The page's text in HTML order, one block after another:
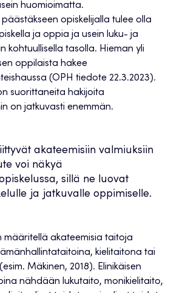
huomioimatta.
päästäkseen opiskelijalla tulee olla
ja oppia ja usein luku- ja
kohtuullisella tasolla. Hieman yli
oppilaista hakee
(OPH tiedote 22.3.2023).
suorittaneita hakijoita
on jatkuvasti enemmän.
akateemisiin valmiuksiin
voi näkyä
sillä ne luovat
ja jatkuvalle oppimiselle.
määritellä akateemisia taitoja
kielitaitona tai
Mäkinen, 2018). Elinikäisen
nähdään lukutaito, monikielitaito,